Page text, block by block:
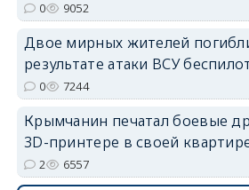
0 9052
Двое мирных жителей
результате атаки ВСУ
0 7244
Крымчанин печатал боевые
3D-принтере в своей
2 6557